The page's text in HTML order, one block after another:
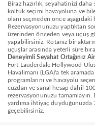
Biraz hazırlık, seyahatinizi
koltuk seçimi havayoluna ve
olanı seçmeden önce
Rezervasyonunuzu yaptıktan
üzerinden önceden veya uçuş
yapabilirsiniz. Rotanız bir
uçuşlar arasında yeterli süre
Deneyimli Seyahat Ortağınız
Fort Lauderdale Hollywood
Havalimanı (LGA)'a tek
programlarını ve havayolu
cüzdan ve sanal hesap dahil
rezervasyonunuzu
yardıma ihtiyaç
geçebilirsiniz.